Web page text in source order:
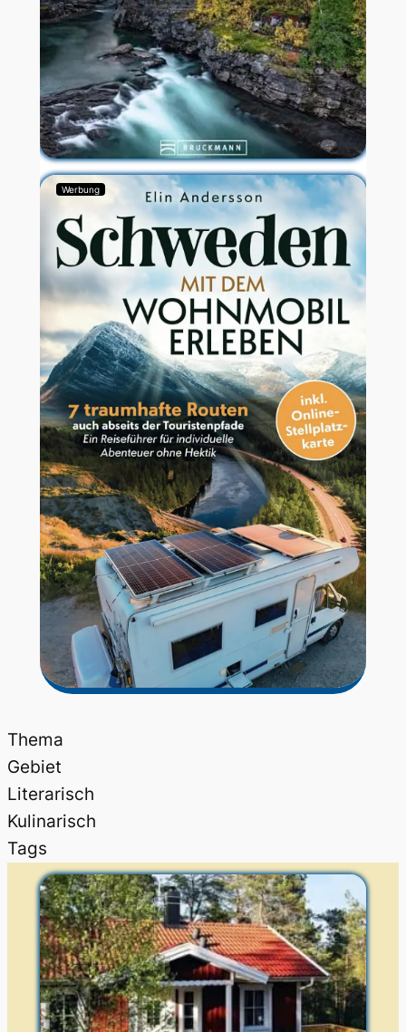
Werbung
Thema
Gebiet
Literarisch
Kulinarisch
Tags